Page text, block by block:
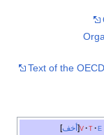
Text of the
أخف v t e